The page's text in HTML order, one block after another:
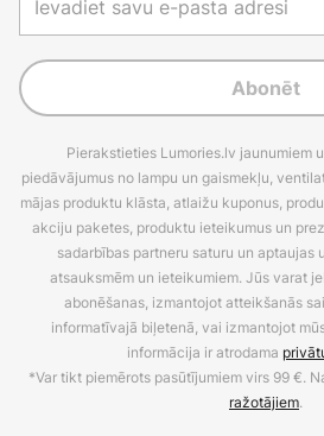
Abonēt
Pierakstieties Lumories.lv jaunumiem
piedāvājumus no lampu un gaismekļu,
mājas produktu klāsta, atlaižu kuponus,
akciju paketes, produktu ieteikumus un
sadarbības partneru saturu un aptaujas
atsauksmēm un ieteikumiem. Jūs varat
abonēšanas, izmantojot atteikšanās
informatīvajā biļetenā, vai izmantojot
informācija ir atrodama
*Var tikt piemērots pasūtījumiem virs 99 €.
ražotājiem.